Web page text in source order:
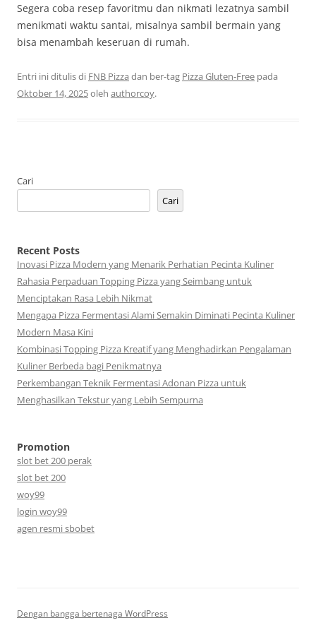
Segera coba resep favoritmu dan nikmati lezatnya sambil
menikmati waktu santai, misalnya sambil bermain yang
bisa menambah keseruan di rumah.
Entri ini ditulis di FNB Pizza dan ber-tag Pizza Gluten-Free pada
Oktober 14, 2025oleh authorcoy.
Cari
Cari
Recent Posts
Inovasi Pizza Modern yang Menarik Perhatian Pecinta Kuliner
Rahasia Perpaduan Topping Pizza yang Seimbang untuk
Menciptakan Rasa Lebih Nikmat
Mengapa Pizza Fermentasi Alami Semakin Diminati Pecinta Kuliner
Modern Masa Kini
Kombinasi Topping Pizza Kreatif yang Menghadirkan Pengalaman
Kuliner Berbeda bagi Penikmatnya
Perkembangan Teknik Fermentasi Adonan Pizza untuk
Menghasilkan Tekstur yang Lebih Sempurna
Promotion
slot bet 200 perak
slot bet 200
woy99
login woy99
agen resmi sbobet
Dengan bangga bertenaga WordPress